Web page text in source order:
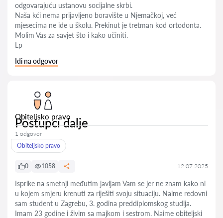
odgovarajuću ustanovu socijalne skrbi.
Naša kći nema prijavljeno boravište u Njemačkoj, već
mjesecima ne ide u školu. Prekinut je tretman kod ortodonta.
Molim Vas za savjet što i kako učiniti.
Lp
Idi na odgovor
Obiteljsko pravo
Postupci dalje
1 odgovor
Obiteljsko pravo
0 1058 12.07.2025
Isprike na smetnji međutim javljam Vam se jer ne znam kako ni
u kojem smjeru krenuti za riješiti svoju situaciju. Naime redovni
sam student u Zagrebu, 3. godina preddiplomskog studija.
Imam 23 godine i živim sa majkom i sestrom. Naime obiteljski